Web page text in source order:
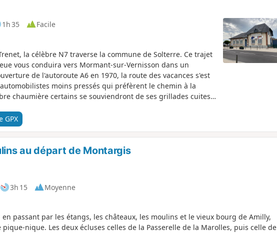
1h 35
Facile
la célèbre N7 traverse la commune de Solterre. Ce trajet
vous conduira vers Mormant-sur-Vernisson dans un
de l'autoroute A6 en 1970, la route des vacances s'est
moins pressés qui préfèrent le chemin à la
chaumière certains se souviendront de ses grillades cuites
GPX
au départ de Montargis
3h 15
Moyenne
passant par les étangs, les châteaux, les moulins et le vieux bourg de Amilly,
nique. Les deux écluses celles de la Passerelle de la Marolles, puis celle de